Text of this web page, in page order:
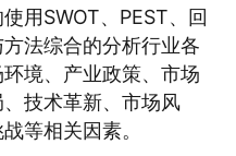
用SWOT、PEST、回
法综合的分析行业各
境、产业政策、市场
技术革新、市场风
等相关因素。